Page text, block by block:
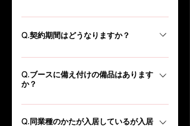
軽にお問い合わせください。 TEL : 082-
A.ご見学⇒入居お申込⇒面談⇒契約⇒ご入
金（初期費用、初月分の賃料）⇒ご入居
Q.契約期間はどうなりますか？
A.1年契約（自動更新）となります。 短期
間での利用をご希望の方は、ご相談くださ
い。
Q.ブースに備え付けの備品はあります
か？
A.基本的には什器・備品は付いておりませ
ん。 机・椅子のレンタルを希望される方
Q.同業種のかたが入居しているが入居